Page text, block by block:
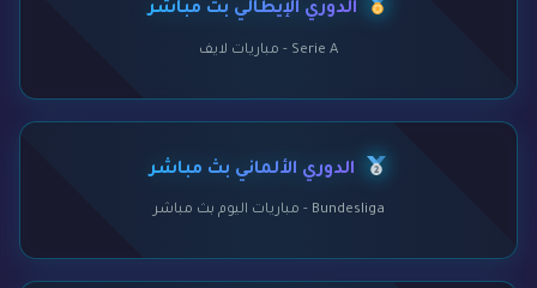
الدوري الإيطالي بث مباشر
Serie A - مباريات لايف
الدوري الألماني بث مباشر
Bundesliga - مباريات اليوم بث مباشر